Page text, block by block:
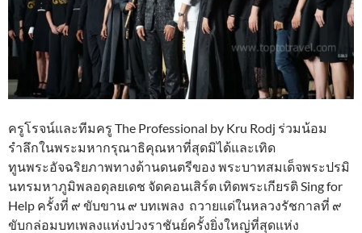
ครูโรจน์และทีมครู The Professional by Kru Rodj ร่วมน้อม
รำลึกในพระมหากรุณาธิคุณหาที่สุดมิได้และเทิด
ทูนพระอัจฉริยภาพทางด้านดนตรีของ พระบาทสมเด็จพระปรมิ
นทรมหาภูมิพลอดุลยเดช จัดคอนเสิร์ต เทิดพระเกียรติ Sing for
Help ครั้งที่ ๙ ขับขาน ๙ บทเพลง ถวายแด่ในหลวงรัชกาลที่ ๙
ขับกล่อมบทเพลงแห่งปวงราชันย์ครั้งยิ่งใหญ่ที่สุดแห่ง